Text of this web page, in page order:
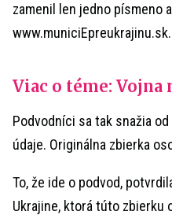
zamenil len jedno písmeno
www.municiEpreukrajinu.sk.
Viac o téme: Vojna
Podvodníci sa tak snažia
údaje. Originálna zbierka
To, že ide o podvod,
Ukrajine, ktorá túto zbierku